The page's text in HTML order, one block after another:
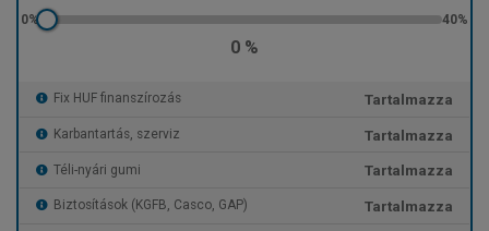
0 %
Fix HUF finanszírozás Tartalmazza
Karbantartás, szerviz Tartalmazza
Téli-nyári gumi Tartalmazza
Biztosítások (KGFB, Casco, GAP) Tartalmazza